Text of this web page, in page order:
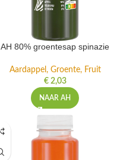
AH 80% groentesap spinazie
Aardappel, Groente, Fruit
€2,03
NAAR AH